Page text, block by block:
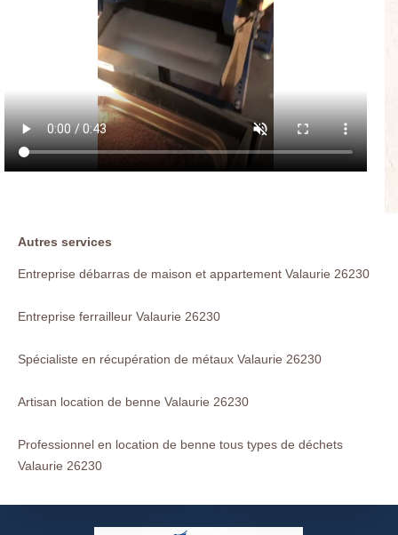
Autres services
Entreprise débarras de maison et appartement Valaurie 26230
Entreprise ferrailleur Valaurie 26230
Spécialiste en récupération de métaux Valaurie 26230
Artisan location de benne Valaurie 26230
Professionnel en location de benne tous types de déchets
Valaurie 26230